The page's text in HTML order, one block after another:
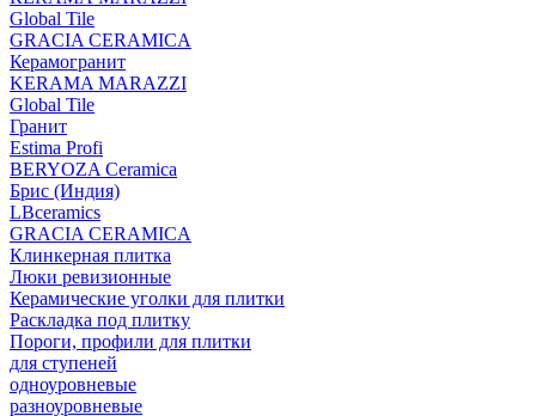
Global Tile
GRACIA CERAMICA
Керамогранит
KERAMA MARAZZI
Global Tile
Гранит
Estima Profi
BERYOZA Ceramica
Брис (Индия)
LBceramics
GRACIA CERAMICA
Клинкерная плитка
Люки ревизионные
Керамические уголки для плитки
Раскладка под плитку
Пороги, профили для плитки
для ступеней
одноуровневые
разноуровневые